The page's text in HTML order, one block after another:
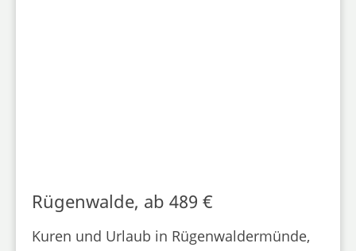
Rügenwalde, ab 489 €
Kuren und Urlaub in Rügenwaldermünde,